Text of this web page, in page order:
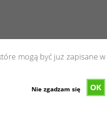
mogą być już zapisane w
OK
Nie zgadzam się